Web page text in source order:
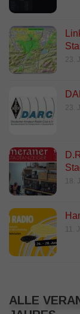
23.
23.
18.
11.
ALLE